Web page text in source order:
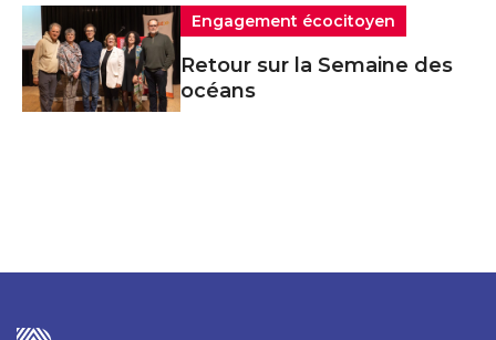
Engagement écocitoyen
Retour sur la Semaine des
océans